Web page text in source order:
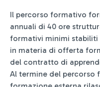
Il percorso formativo
annuali di 40 ore
formativi minimi stabiliti
in materia di offerta
del contratto di
Al termine del percorso